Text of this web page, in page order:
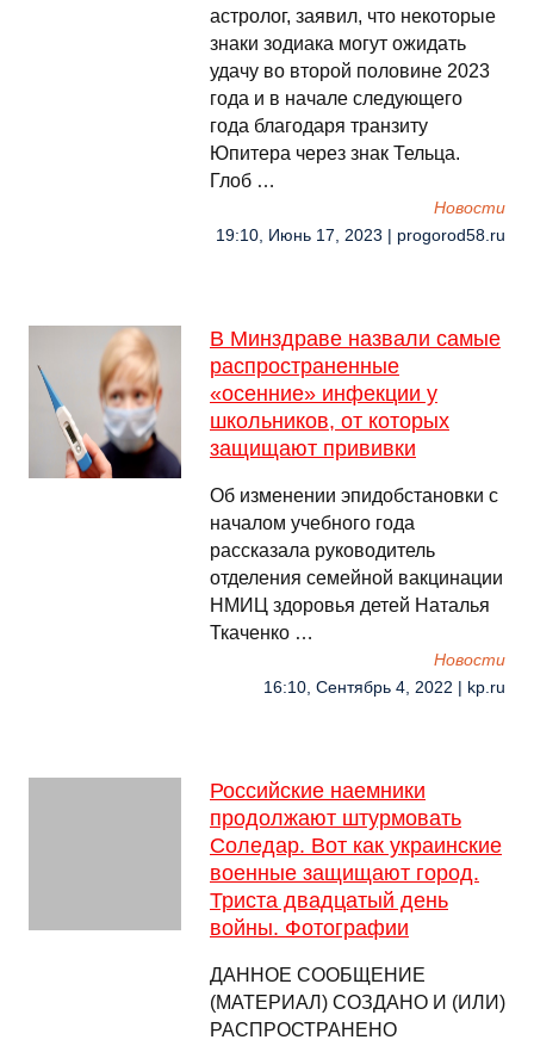
астролог, заявил, что некоторые
знаки зодиака могут ожидать
удачу во второй половине 2023
года и в начале следующего
года благодаря транзиту
Юпитера через знак Тельца.
Глоб …
Новости
19:10, Июнь 17, 2023 | progorod58.ru
В Минздраве назвали самые
распространенные
«осенние» инфекции у
школьников, от которых
защищают прививки
Об изменении эпидобстановки с
началом учебного года
рассказала руководитель
отделения семейной вакцинации
НМИЦ здоровья детей Наталья
Ткаченко …
Новости
16:10, Сентябрь 4, 2022 | kp.ru
Российские наемники
продолжают штурмовать
Соледар. Вот как украинские
военные защищают город.
Триста двадцатый день
войны. Фотографии
ДАННОЕ СООБЩЕНИЕ
(МАТЕРИАЛ) СОЗДАНО И (ИЛИ)
РАСПРОСТРАНЕНО